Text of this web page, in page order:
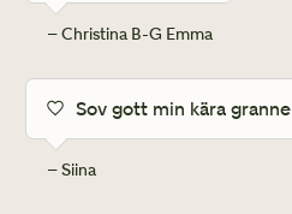
– Christina B-G Emma
Sov gott min kära granne
– Siina